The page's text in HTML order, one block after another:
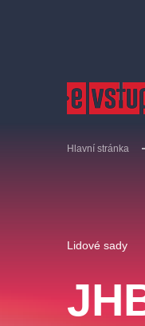
Hlavní stránka
Lidové sady